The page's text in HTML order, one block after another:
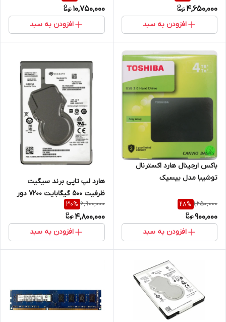
گارانتی
4,650,000
افزودن به سبد
10,750,000
افزودن به سبد
باکس ارجینال هارد اکسترنال
توشیبا مدل بیسیک
1,250,000
28%
900,000
افزودن به سبد
هارد لپ تاپی برند سیگیت
ظرفیت 500 گیگابایت 7200 دور
گارانتی
6,900,000
30%
4,800,000
افزودن به سبد